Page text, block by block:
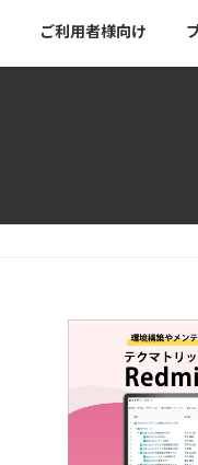
ご利用者様向け